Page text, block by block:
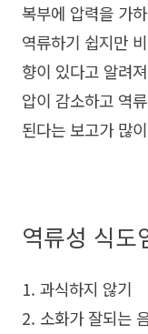
복부에 압력을 가
역류하기 쉽지만
향이 있다고 알려
압이 감소하고 역
된다는 보고가 많
역류성 식도
1. 과식하지 않기
2. 소화가 잘되는